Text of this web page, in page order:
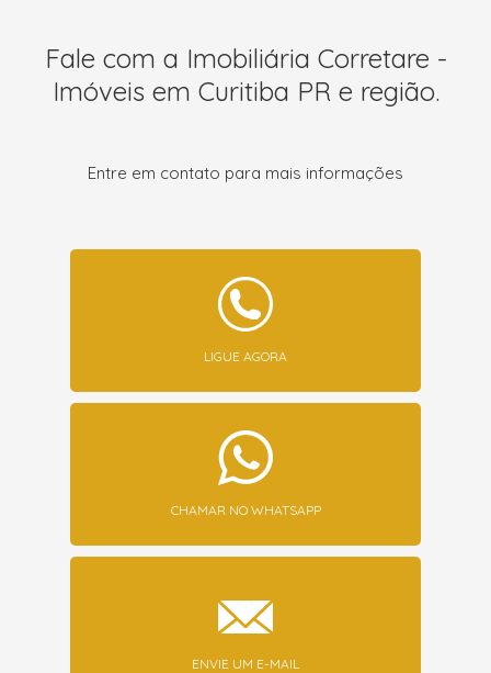
Fale com a Imobiliária Corretare -
Imóveis em Curitiba PR e região.
Entre em contato para mais informações
LIGUE AGORA
CHAMAR NO WHATSAPP
ENVIE UM E-MAIL